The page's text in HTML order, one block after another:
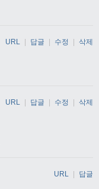
URL 답글 수정 삭제
URL 답글 수정 삭제
URL 답글